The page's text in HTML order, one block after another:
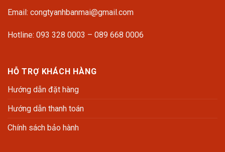
Email: congtyanhbanmai@gmail.com
Hotline: 093 328 0003 – 089 668 0006
HỖ TRỢ KHÁCH HÀNG
Hướng dẫn đặt hàng
Hướng dẫn thanh toán
Chính sách bảo hành